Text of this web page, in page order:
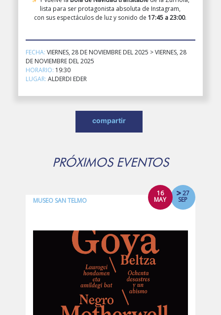
lista para ser protagonista absoluta de Instagram,
con sus espectáculos de luz y sonido de17:45 a 23:00.
FECHA:VIERNES, 28 DE NOVIEMBRE DEL 2025 > VIERNES, 28
DE NOVIEMBRE DEL 2025
HORARIO: 19:30
LUGAR:ALDERDI EDER
compartir
PRÓXIMOS EVENTOS
16
MAY
27
SEP
MUSEO SAN TELMO